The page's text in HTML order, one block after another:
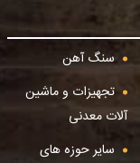
سنگ آهن
تجهیزات و ماشین
آلات معدنی
سایر حوزه های